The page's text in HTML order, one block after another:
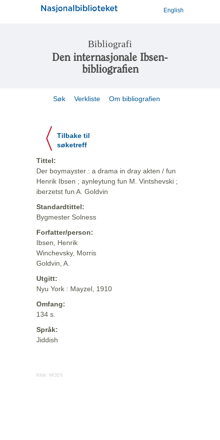
English
Bibliografi
Den internasjonale Ibsen-
bibliografien
Søk Verkliste Om bibliografien
Tilbake til
søketreff
Tittel:
Der boymayster : a drama in dray akten / fun
Henrik Ibsen ; aynleytung fun M. Vintshevski ;
iberzetst fun A. Goldvin
Standardtittel:
Bygmester Solness
Forfatter/person:
Ibsen, Henrik
Winchevsky, Morris
Goldvin, A.
Utgitt:
Nyu York : Mayzel, 1910
Omfang:
134 s.
Språk:
Jiddish
Kilde: MODS